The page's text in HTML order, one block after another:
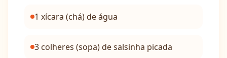
1 xícara (chá) de água
3 colheres (sopa) de salsinha picada